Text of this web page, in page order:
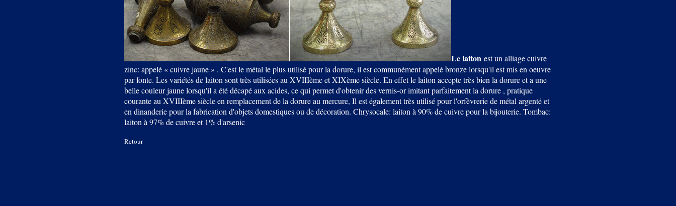
Le laiton est un alliage cuivre
zinc: appelé « cuivre jaune » . C'est le métal le plus utilisé pour la dorure, il est communément appelé bronze lorsqu'il est mis en oeuvre
par fonte. Les variétés de laiton sont très utilisées au XVIIIème et XIXème siècle. En effet le laiton accepte très bien la dorure et a une
belle couleur jaune lorsqu'il a été décapé aux acides, ce qui permet d'obtenir des vernis-or imitant parfaitement la dorure , pratique
courante au XVIIIème siècle en remplacement de la dorure au mercure, Il est également très utilisé pour l'orfèvrerie de métal argenté et
en dinanderie pour la fabrication d'objets domestiques ou de décoration. Chrysocale: laiton à 90% de cuivre pour la bijouterie. Tombac:
laiton à 97% de cuivre et 1% d'arsenic
Retour